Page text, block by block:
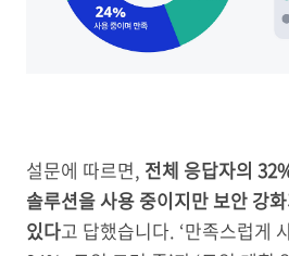
설문에 따르면, 전체 응답자의
솔루션을 사용 중이지만 보안 강
있다고 답했습니다. ‘만족스럽게